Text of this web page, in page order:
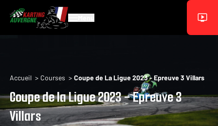
Aller au contenu principal
Fil d'Ariane
Accueil Courses Coupe de La Ligue 2023 - Epreuve 3 Villars
Coupe de la Ligue 2023 - Epreuve 3
Villars